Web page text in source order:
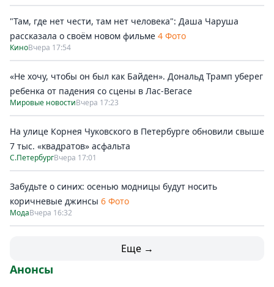
"Там, где нет чести, там нет человека": Даша Чаруша
рассказала о своём новом фильме 4 Фото
КиноВчера 17:54
«Не хочу, чтобы он был как Байден». Дональд Трамп уберег
ребенка от падения со сцены в Лас-Вегасе
Мировые новостиВчера 17:23
На улице Корнея Чуковского в Петербурге обновили свыше
7 тыс. «квадратов» асфальта
С.ПетербургВчера 17:01
Забудьте о синих: осенью модницы будут носить
коричневые джинсы 6 Фото
МодаВчера 16:32
Еще →
Анонсы